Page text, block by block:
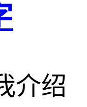
介绍